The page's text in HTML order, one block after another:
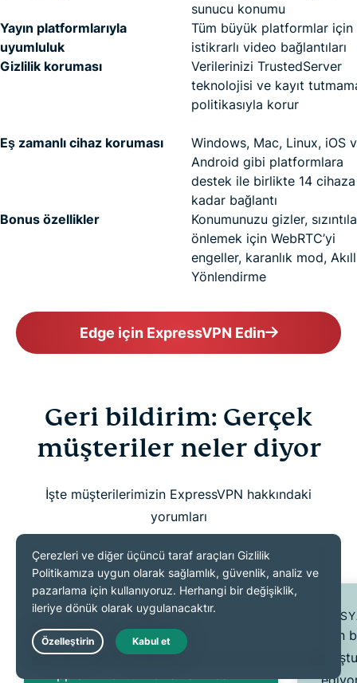
sunucu konumu
Yayın platformlarıyla
uyumluluk
Tüm büyük platformlar için
istikrarlı video bağlantıları
Gizlilik koruması
Verilerinizi TrustedServer
teknolojisi ve kayıt
politikasıyla korur
Eş zamanlı cihaz koruması
Windows, Mac, Linux, iOS
Android gibi platformlara
destek ile birlikte 14 cihaza
kadar bağlantı
Bonus özellikler
Konumunuzu gizler,
önlemek için WebRTC’yi
engeller, karanlık mod,
Yönlendirme
Edge için ExpressVPN Edin
Geri bildirim: Gerçek
müşteriler neler diyor
İşte müşterilerimizin ExpressVPN hakkındaki
yorumları
YORUMLAR
Mükemmel
Telefon, dizüstü bilgisayar, tablet,
Dün